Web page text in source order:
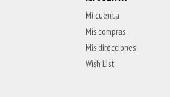
Mi cuenta
Mis compras
Mis direcciones
Wish List